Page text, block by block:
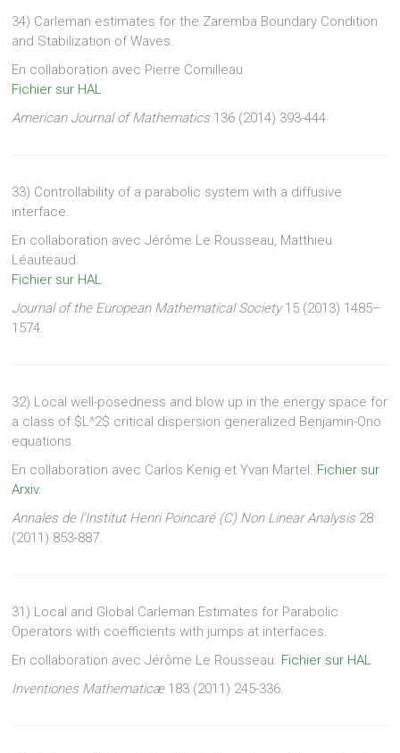
34) Carleman estimates for the Zaremba Boundary Condition
and Stabilization of Waves.
En collaboration avec Pierre Cornilleau.
Fichier sur HAL
American Journal of Mathematics 136 (2014) 393-444
33) Controllability of a parabolic system with a diffusive
interface.
En collaboration avec Jérôme Le Rousseau, Matthieu
Léauteaud.
Fichier sur HAL
Journal of the European Mathematical Society15 (2013) 1485–
1574.
32) Local well-posedness and blow up in the energy space for
a class of $L^2$ critical dispersion generalized Benjamin-Ono
equations.
En collaboration avec Carlos Kenig et Yvan Martel. Fichier sur
Arxiv.
Annales de l’Institut Henri Poincaré (C) Non Linear Analysis 28
(2011) 853-887.
31) Local and Global Carleman Estimates for Parabolic
Operators with coefficients with jumps at interfaces.
En collaboration avec Jérôme Le Rousseau. Fichier sur HAL
Inventiones Mathematicæ183 (2011) 245-336.